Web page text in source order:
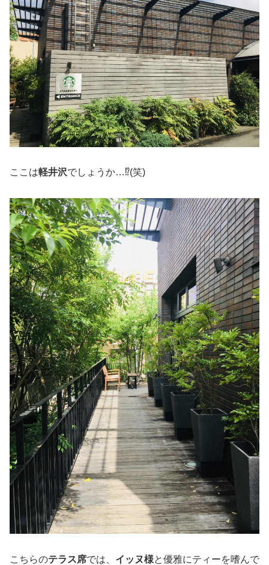
ここは軽井沢でしょうか…⁉︎(笑)
こちらのテラス席では、 イッヌ様と優雅にティーを嗜んで